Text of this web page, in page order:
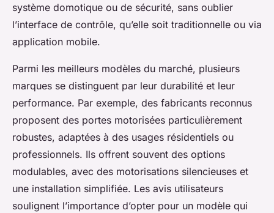
système domotique ou de sécurité, sans oublier
l’interface de contrôle, qu’elle soit traditionnelle ou via
application mobile.
Parmi les meilleurs modèles du marché, plusieurs
marques se distinguent par leur durabilité et leur
performance. Par exemple, des fabricants reconnus
proposent des portes motorisées particulièrement
robustes, adaptées à des usages résidentiels ou
professionnels. Ils offrent souvent des options
modulables, avec des motorisations silencieuses et
une installation simplifiée. Les avis utilisateurs
soulignent l’importance d’opter pour un modèle qui